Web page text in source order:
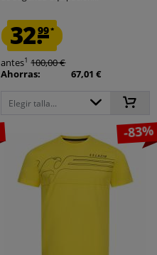
32.99*
antes1 100,00 €
Ahorras:
67,01 €
Elegir talla...
-83%